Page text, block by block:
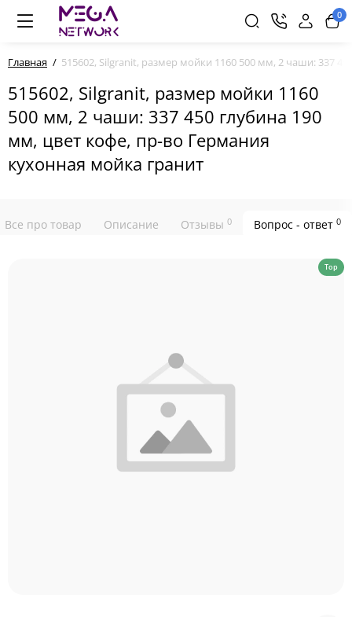
0
Главная 515602, Silgranit, размер мойки 1160 500 мм, 2 чаши: 337
515602, Silgranit, размер мойки 1160
500 мм, 2 чаши: 337 450 глубина 190
мм, цвет кофе, пр-во Германия
кухонная мойка гранит
Все про товар Описание Отзывы 0 Вопрос - ответ 0
Top